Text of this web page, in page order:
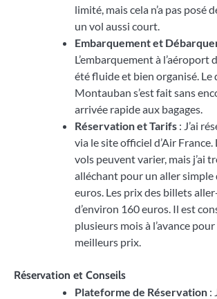
limité, mais cela n’a pas posé
un vol aussi court.
Embarquement et
L’embarquement à l’aéroport
été fluide et bien organisé. Le
Montauban s’est fait sans
arrivée rapide aux bagages.
Réservation et Tarifs : J’ai
via le site officiel d’Air France.
vols peuvent varier, mais j’ai
alléchant pour un aller simple
euros. Les prix des billets
d’environ 160 euros. Il est
plusieurs mois à l’avance
meilleurs prix.
Réservation et Conseils
Plateforme de Réservation :